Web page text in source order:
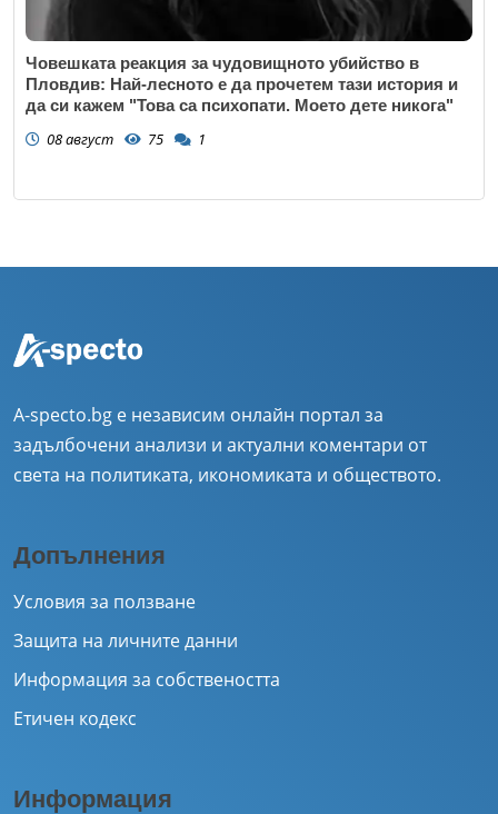
Човешката реакция за чудовищното убийство в
Пловдив: Най-лесното е да прочетем тази история и
да си кажем "Това са психопати. Моето дете никога"
08 август 75 1
A-specto.bg е независим онлайн портал за
задълбочени анализи и актуални коментари от
света на политиката, икономиката и обществото.
Допълнения
Условия за ползване
Защита на личните данни
Информация за собствеността
Етичен кодекс
Информация